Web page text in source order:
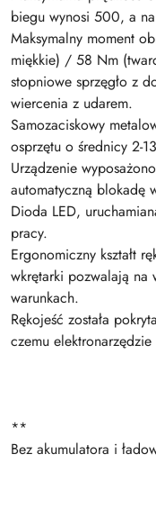
biegu wynosi 500, a
Maksymalny moment
miękkie) / 58 Nm
stopniowe sprzęgło z
wiercenia z udarem.
Samozaciskowy
osprzętu o średnicy 2-
Urządzenie
automatyczną blokadę
Dioda LED,
pracy.
Ergonomiczny kształt
wkrętarki pozwalają na
warunkach.
Rękojeść została
czemu
**
Bez akumulatora i